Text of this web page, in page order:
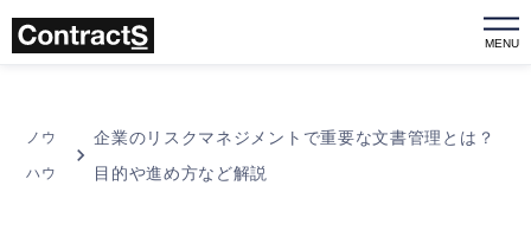
MENU
ノウ
ハウ
企業のリスクマネジメントで重要な文書管理とは？
目的や進め方など解説